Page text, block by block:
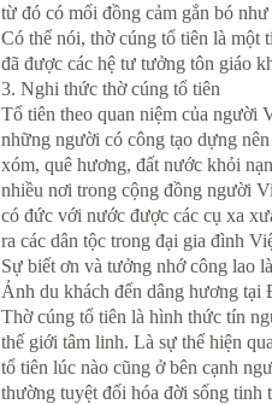
từ đó có mối đồng cảm gắn bó
Có thể nói, thờ cúng tổ tiên là một
đã được các hệ tư tưởng tôn giáo
3. Nghi thức thờ cúng tổ tiên
Tổ tiên theo quan niệm của người
những người có công tạo dựng
xóm, quê hương, đất nước khỏi
nhiều nơi trong cộng đồng người
có đức với nước được các cụ xa
ra các dân tộc trong đại gia đình
Sự biết ơn và tưởng nhớ công lao
Ảnh du khách đến dâng hương tại
Thờ cúng tổ tiên là hình thức tín
thế giới tâm linh. Là sự thể hiện
tổ tiên lúc nào cũng ở bên cạnh
thường tuyệt đối hóa đời sống